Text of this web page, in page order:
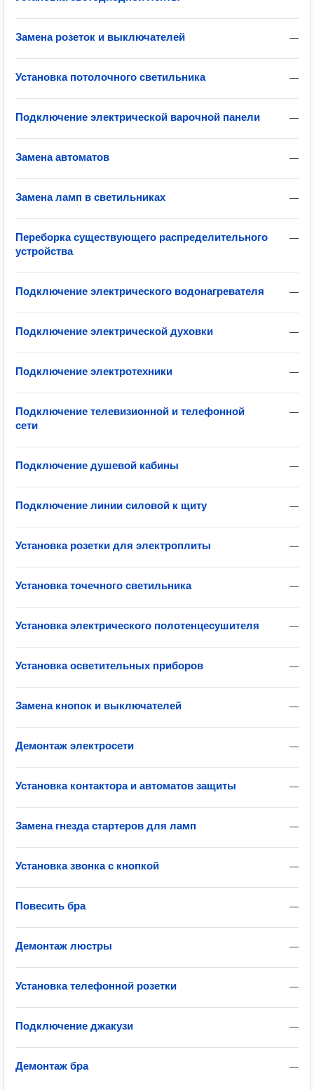
—
Замена розеток и выключателей
—
Установка потолочного светильника
—
Подключение электрической варочной панели
—
Замена автоматов
—
Замена ламп в светильниках
—
Переборка существующего распределительного
устройства
—
Подключение электрического водонагревателя
—
Подключение электрической духовки
—
Подключение электротехники
—
Подключение телевизионной и телефонной
сети
—
Подключение душевой кабины
—
Подключение линии силовой к щиту
—
Установка розетки для электроплиты
—
Установка точечного светильника
—
Установка электрического полотенцесушителя
—
Установка осветительных приборов
—
Замена кнопок и выключателей
—
Демонтаж электросети
—
Установка контактора и автоматов защиты
—
Замена гнезда стартеров для ламп
—
Установка звонка с кнопкой
—
Повесить бра
—
Демонтаж люстры
—
Установка телефонной розетки
—
Подключение джакузи
—
Демонтаж бра